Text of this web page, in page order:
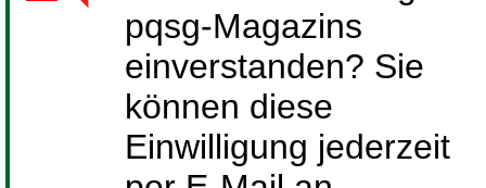
pqsg-Magazins
einverstanden? Sie
können diese
Einwilligung jederzeit